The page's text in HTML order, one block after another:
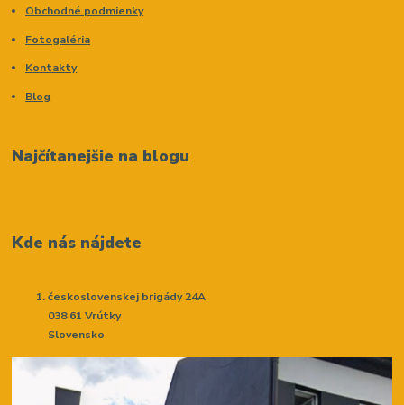
Obchodné podmienky
Fotogaléria
Kontakty
Blog
Najčítanejšie na blogu
Kde nás nájdete
československej brigády 24A
038 61 Vrútky
Slovensko